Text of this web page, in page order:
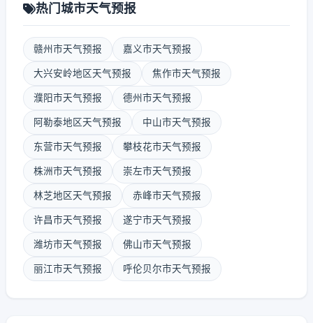
热门城市天气预报
赣州市天气预报 嘉义市天气预报
大兴安岭地区天气预报 焦作市天气预报
濮阳市天气预报 德州市天气预报
阿勒泰地区天气预报 中山市天气预报
东营市天气预报 攀枝花市天气预报
株洲市天气预报 崇左市天气预报
林芝地区天气预报 赤峰市天气预报
许昌市天气预报 遂宁市天气预报
潍坊市天气预报 佛山市天气预报
丽江市天气预报 呼伦贝尔市天气预报